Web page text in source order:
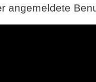
angemeldete